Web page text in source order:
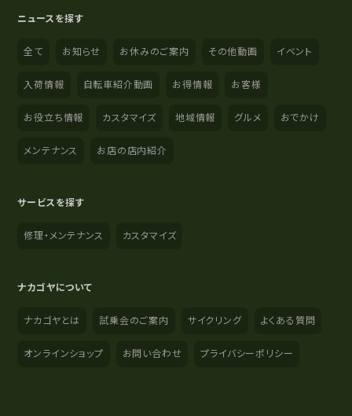
ニュースを探す
全て お知らせ お休みのご案内 その他動画 イベント
入荷情報 自転車紹介動画 お得情報 お客様
お役立ち情報 カスタマイズ 地域情報 グルメ おでかけ
メンテナンス お店の店内紹介
サービスを探す
修理・メンテナンス カスタマイズ
ナカゴヤについて
ナカゴヤとは 試乗会のご案内 サイクリング よくある質問
オンラインショップ お問い合わせ プライバシーポリシー